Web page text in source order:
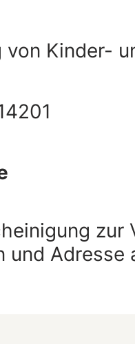
Kinder-
und Adresse